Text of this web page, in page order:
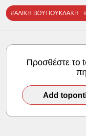
#ΑΛΙΚΗ ΒΟΥΓΙΟΥΚΛΑΚΗ
Προσθέστε το
Add